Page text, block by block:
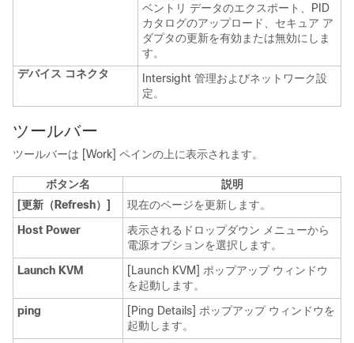
ベントリ データのエクスポート、PID
カタログのアップロード、セキュア ア
ダプタの更新を有効または無効にしま
す。
デバイス コネクタ
Intersight 管理およびネットワーク設
定。
ツールバー
ツールバーは [Work] ペインの上に表示されます。
ボタン名
説明
[更新（Refresh）]
現在のページを更新します。
Host Power
表示されるドロップダウン メニューから
電源オプションを選択します。
Launch KVM
[Launch KVM] ポップアップ ウィンドウ
を起動します。
ping
[Ping Details] ポップアップ ウィンドウを
起動します。